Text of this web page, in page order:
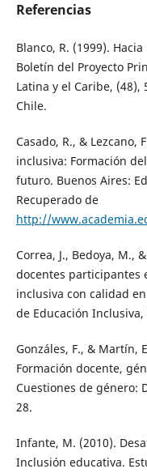
Referencias
Blanco, R. (1999).
Boletín del Proyecto
Latina y el Caribe, (48),
Chile.
Casado, R., & Lezcano,
inclusiva: Formación
futuro. Buenos Aires:
Recuperado de
http://
Correa, J., Bedoya, M.,
docentes participantes
inclusiva con calidad
de Educación Inclusiva,
Gonzáles, F., & Martín,
Formación docente,
Cuestiones de género:
28.
Infante, M. (2010).
Inclusión educativa.